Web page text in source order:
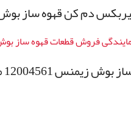
دم کن قهوه ساز
فروش قطعات قهوه ساز
مناسب چه مدل هایی است؟